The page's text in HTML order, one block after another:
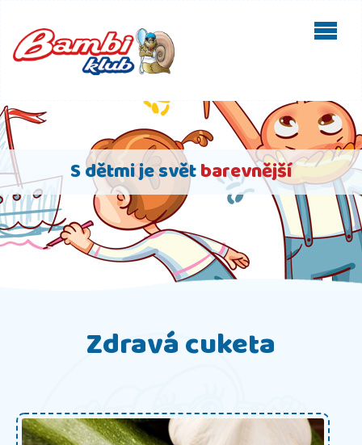
S dětmi je světbarevnější
Zdravá cuketa